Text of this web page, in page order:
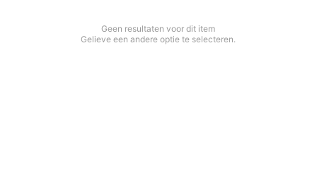
Geen resultaten voor dit item
Gelieve een andere optie te selecteren.